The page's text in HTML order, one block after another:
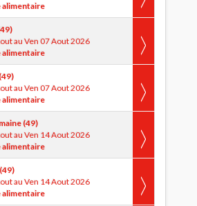
alimentaire
au Ven 07 Aout 2026
alimentaire
au Ven 07 Aout 2026
alimentaire
(49)
au Ven 14 Aout 2026
alimentaire
au Ven 14 Aout 2026
alimentaire